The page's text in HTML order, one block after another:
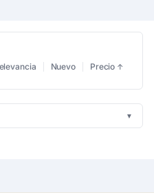
Nuevo Precio ↑
▼